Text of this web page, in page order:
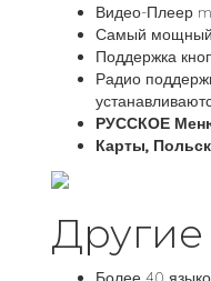
Видео-Плеер
Самый мощный
Поддержка
Радио
РУССКОЕ
Карты,